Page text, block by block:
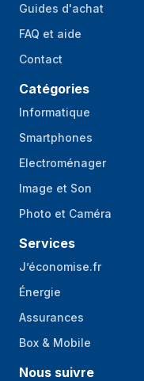
Guides d'achat
FAQ et aide
Contact
Catégories
Informatique
Smartphones
Electroménager
Image et Son
Photo et Caméra
Services
J’économise.fr
Énergie
Assurances
Box & Mobile
Nous suivre